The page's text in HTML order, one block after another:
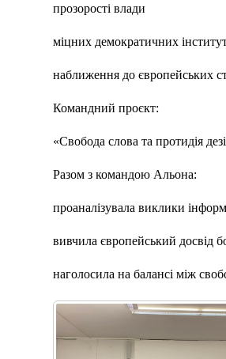
прозорості влади
міцних демократичних
наближення до європейських
Командний проєкт:
«Свобода слова та протидія
Разом з командою Альона:
проаналізувала виклики
вивчила європейський досвід
наголосила на балансі між